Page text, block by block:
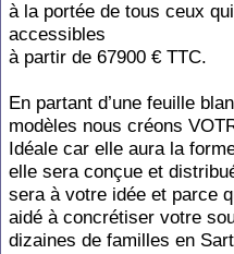
à la portée de tous ceux
accessibles
à partir de 67900 € TTC.
En partant d’une feuille
modèles nous créons
Idéale car elle aura la
elle sera conçue et
sera à votre idée et parce
aidé à concrétiser votre
dizaines de familles en